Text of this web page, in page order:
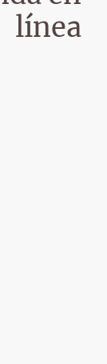
línea